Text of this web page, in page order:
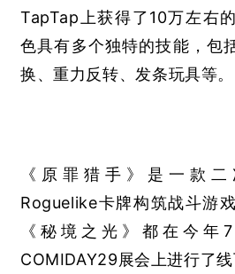
TapTap上获得了10万左右的
色具有多个独特的技能，包
换、重力反转、发条玩具等。
《原罪猎手》是一款
Roguelike卡牌构筑战斗游
《秘境之光》都在今年
COMIDAY29展会上进行了线